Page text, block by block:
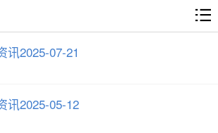
讯2025-07-21
讯2025-05-12